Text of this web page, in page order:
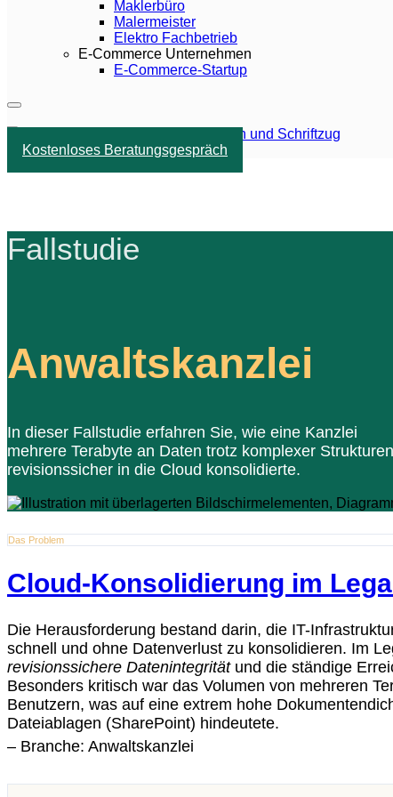
Maklerbüro
Malermeister
Elektro Fachbetrieb
E-Commerce Unternehmen
E-Commerce-Startup
Kostenloses Beratungsgespräch
Fallstudie
Anwaltskanzlei
In dieser Fallstudie erfahren Sie, wie eine Kanzlei
mehrere Terabyte an Daten trotz komplexer Strukturen
revisionssicher in die Cloud konsolidierte.
Das Problem
Cloud-Konsolidierung im
Die Herausforderung bestand darin, die IT-
schnell und ohne Datenverlust zu konsolidieren. Im
revisionssichere Datenintegritätund die ständige
Besonders kritisch war das Volumen von mehreren
Benutzern, was auf eine extrem hohe
Dateiablagen (SharePoint) hindeutete.
– Branche: Anwaltskanzlei